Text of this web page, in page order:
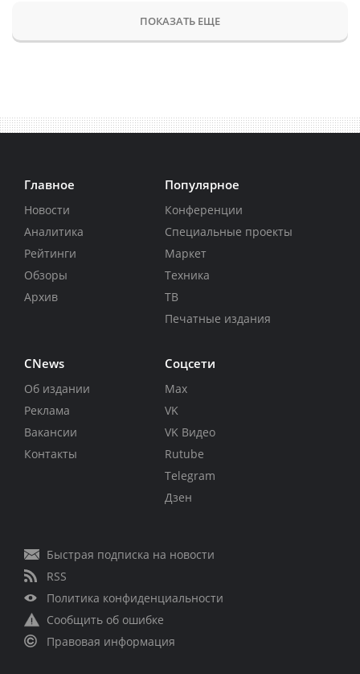
ПОКАЗАТЬ ЕЩЕ
Главное
Новости
Аналитика
Рейтинги
Обзоры
Архив
Популярное
Конференции
Специальные проекты
Маркет
Техника
ТВ
Печатные издания
CNews
Об издании
Реклама
Вакансии
Контакты
Соцсети
Max
VK
VK Видео
Rutube
Telegram
Дзен
Быстрая подписка на новости
RSS
Политика конфиденциальности
Сообщить об ошибке
Правовая информация